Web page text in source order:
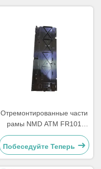
Отремонтированные части
рамы NMD ATM FR101
Правая слава Delarue
Talaris A006322
Побеседуйте Теперь